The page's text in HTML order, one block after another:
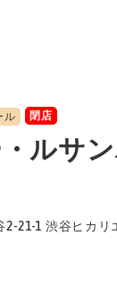
ル 閉店
ルサ
21-1 渋谷ヒカリ